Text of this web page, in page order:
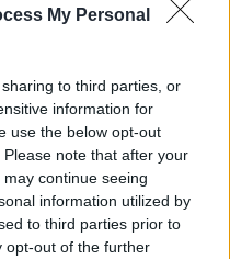
My Personal
to third parties, or
information for
use the below opt-out
note that after your
continue seeing
information utilized by
to third parties prior to
opt-out of the further
από τον
Νικάνορα
στα